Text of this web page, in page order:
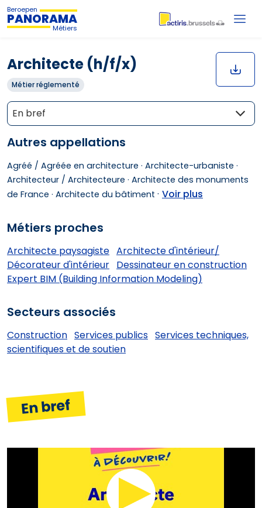
Beroepen
PANORAMA
Métiers
Architecte (h/f/x)
Métier réglementé
En bref
Autres appellations
Agréé / Agréée en architecture · Architecte-urbaniste ·
Architecteur / Architecteure · Architecte des monuments
de France · Architecte du bâtiment · Voir plus
Métiers proches
Architecte paysagiste Architecte d'intérieur/
Décorateur d'intérieur Dessinateur en construction
Expert BIM (Building Information Modeling)
Secteurs associés
Construction Services publics Services techniques,
scientifiques et de soutien
En bref